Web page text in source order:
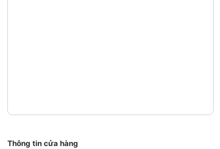
Thông tin cửa hàng